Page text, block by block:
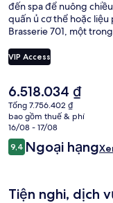
đến spa để nuông
quấn ủ cơ thể hoặc liệu
Brasserie 701, một
trung tâm thể thao
tiện nghi đáng chú ý
bộ một quãng ngắn là
Place d'Armes 3 phút và
VIP Access
Giá
hiện
tại
là
6.518.034 ₫
6.518.034 ₫
Tổng 7.756.402 ₫
bao gồm thuế & phí
16/08 - 17/08
Nhận
xét
9,49,4 trên 10,
Ngoại hạng
Tiện nghi, dịch